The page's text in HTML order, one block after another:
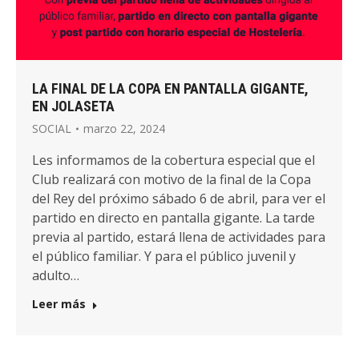
LA FINAL DE LA COPA EN PANTALLA GIGANTE,
EN JOLASETA
SOCIAL marzo 22, 2024
Les informamos de la cobertura especial que el
Club realizará con motivo de la final de la Copa
del Rey del próximo sábado 6 de abril, para ver el
partido en directo en pantalla gigante. La tarde
previa al partido, estará llena de actividades para
el público familiar. Y para el público juvenil y
adulto…
Leer más